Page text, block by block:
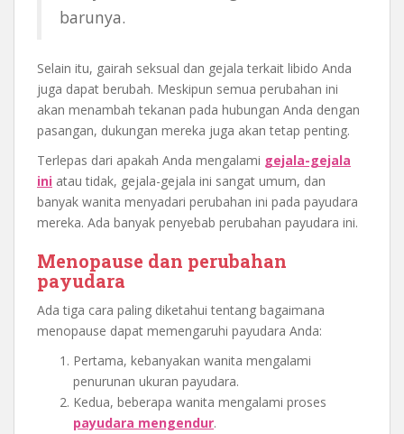
barunya.
Selain itu, gairah seksual dan gejala terkait libido Anda
juga dapat berubah. Meskipun semua perubahan ini
akan menambah tekanan pada hubungan Anda dengan
pasangan, dukungan mereka juga akan tetap penting.
Terlepas dari apakah Anda mengalami gejala-gejala
ini atau tidak, gejala-gejala ini sangat umum, dan
banyak wanita menyadari perubahan ini pada payudara
mereka. Ada banyak penyebab perubahan payudara ini.
Menopause dan perubahan
payudara
Ada tiga cara paling diketahui tentang bagaimana
menopause dapat memengaruhi payudara Anda:
Pertama, kebanyakan wanita mengalami
penurunan ukuran payudara.
Kedua, beberapa wanita mengalami proses
payudara mengendur.